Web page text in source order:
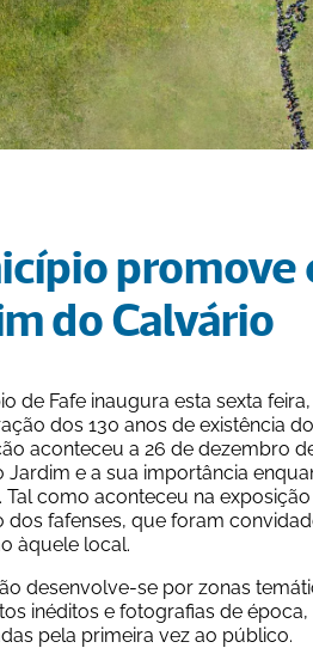
promove
do Calvário
de Fafe inaugura esta sexta
dos 130 anos de existência
aconteceu a 26 de dezembro
Jardim e a sua importância
Tal como aconteceu na
fafenses, que foram
àquele local.
desenvolve-se por zonas
inéditos e fotografias de
pela primeira vez ao público.